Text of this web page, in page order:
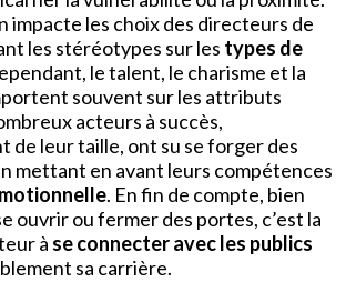
impacte les choix des directeurs de
les stéréotypes sur les types de
le talent, le charisme et la
souvent sur les attributs
acteurs à succès,
de leur taille, ont su se forger des
mettant en avant leurs compétences
. En fin de compte, bien
ouvrir ou fermer des portes, c’est la
à se connecter avec les publics
sa carrière.